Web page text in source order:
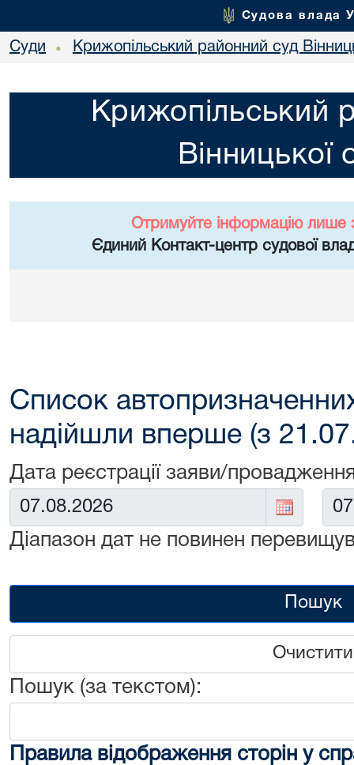
Судова влада
Суди • Крижопільський районний суд
Крижопільський
Вінницької
Отримуйте інформацію лише
Єдиний Контакт-центр судової
Список
надійшли вперше (з
Дата реєстрації заяви/
Від: До:
Діапазон дат не повинен
Пошук
Очистити
Пошук (за текстом):
Правила відображення сторін у